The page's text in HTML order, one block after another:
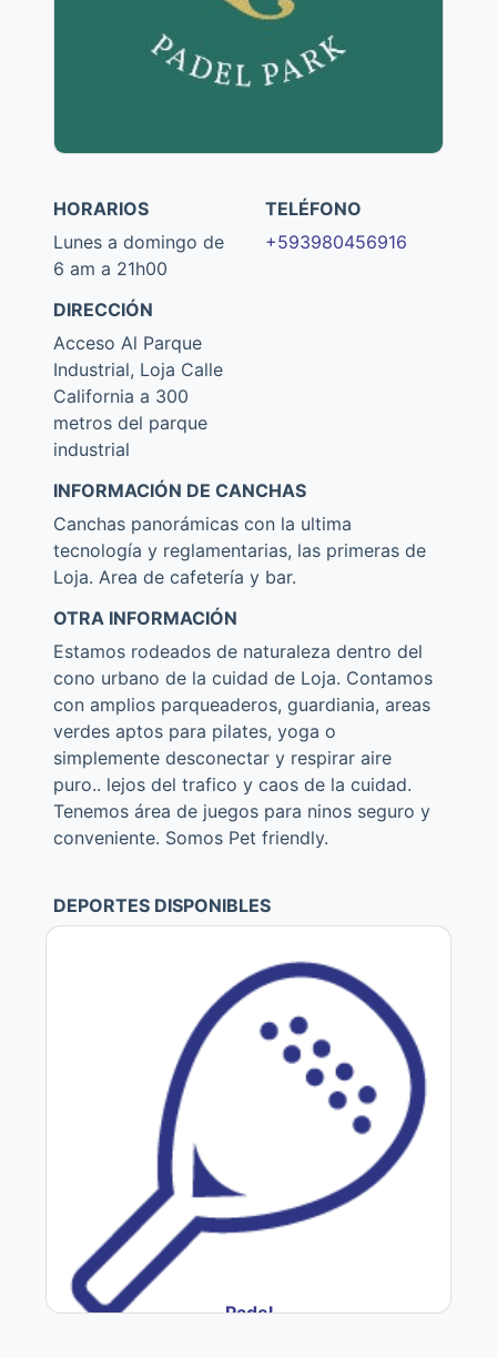
HORARIOS
Lunes a domingo de
6 am a 21h00
TELÉFONO
+593980456916
DIRECCIÓN
Acceso Al Parque
Industrial, Loja Calle
California a 300
metros del parque
industrial
INFORMACIÓN DE CANCHAS
Canchas panorámicas con la ultima
tecnología y reglamentarias, las primeras de
Loja. Area de cafetería y bar.
OTRA INFORMACIÓN
Estamos rodeados de naturaleza dentro del
cono urbano de la cuidad de Loja. Contamos
con amplios parqueaderos, guardiania, areas
verdes aptos para pilates, yoga o
simplemente desconectar y respirar aire
puro.. lejos del trafico y caos de la cuidad.
Tenemos área de juegos para ninos seguro y
conveniente. Somos Pet friendly.
DEPORTES DISPONIBLES
Padel